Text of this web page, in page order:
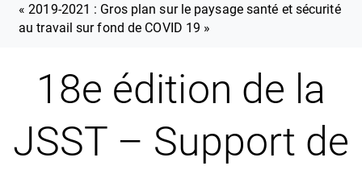
« 2019-2021 : Gros plan sur le paysage santé et sécurité
au travail sur fond de COVID 19 »
18e édition de la
JSST – Support de